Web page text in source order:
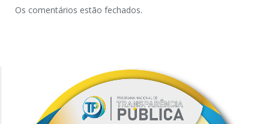
Os comentários estão fechados.